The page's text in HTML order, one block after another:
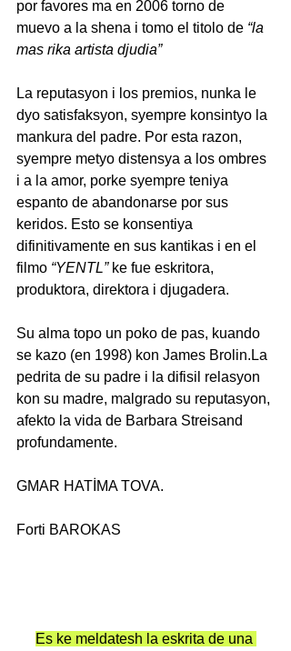
por favores ma en 2006 torno de
muevo a la shena i tomo el titolo de “la
mas rika artista djudia”
La reputasyon i los premios, nunka le
dyo satisfaksyon, syempre konsintyo la
mankura del padre. Por esta razon,
syempre metyo distensya a los ombres
i a la amor, porke syempre teniya
espanto de abandonarse por sus
keridos. Esto se konsentiya
difinitivamente en sus kantikas i en el
filmo “YENTL” ke fue eskritora,
produktora, direktora i djugadera.
Su alma topo un poko de pas, kuando
se kazo (en 1998) kon James Brolin.La
pedrita de su padre i la difisil relasyon
kon su madre, malgrado su reputasyon,
afekto la vida de Barbara Streisand
profundamente.
GMAR HATİMA TOVA.
Forti BAROKAS
Es ke meldatesh la eskrita de una